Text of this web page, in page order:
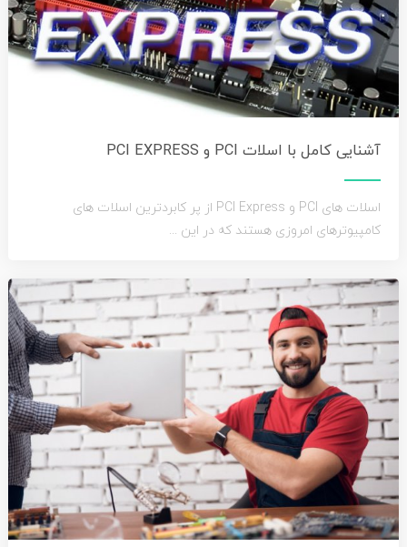
آشنایی کامل با اسلات PCI و PCI EXPRESS
اسلات های PCI و PCI Express از پر کابردترین اسلات های
کامپیوترهای امروزی هستند که در این ...